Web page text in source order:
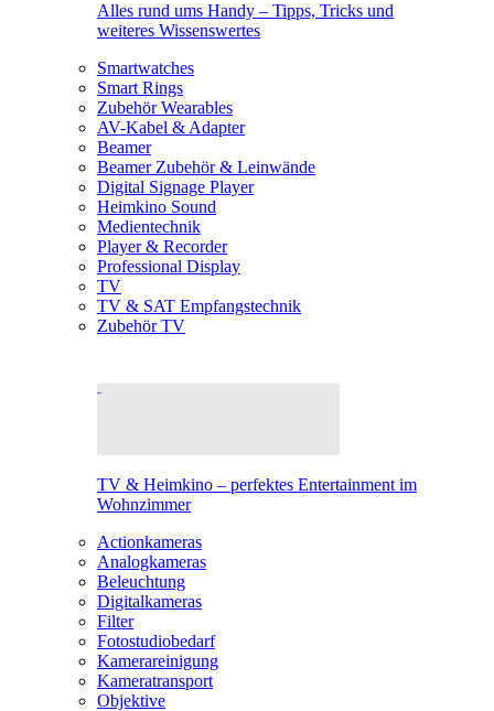
Alles rund ums Handy – Tipps, Tricks und
weiteres Wissenswertes
Smartwatches
Smart Rings
Zubehör Wearables
AV-Kabel & Adapter
Beamer
Beamer Zubehör & Leinwände
Digital Signage Player
Heimkino Sound
Medientechnik
Player & Recorder
Professional Display
TV
TV & SAT Empfangstechnik
Zubehör TV
TV & Heimkino – perfektes Entertainment im
Wohnzimmer
Actionkameras
Analogkameras
Beleuchtung
Digitalkameras
Filter
Fotostudiobedarf
Kamerareinigung
Kameratransport
Objektive